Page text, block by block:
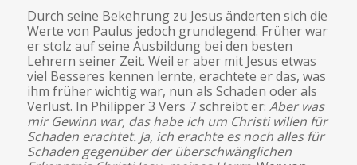
Durch seine Bekehrung zu Jesus änderten sich die
Werte von Paulus jedoch grundlegend. Früher war
er stolz auf seine Ausbildung bei den besten
Lehrern seiner Zeit. Weil er aber mit Jesus etwas
viel Besseres kennen lernte, erachtete er das, was
ihm früher wichtig war, nun als Schaden oder als
Verlust. In Philipper 3 Vers 7 schreibt er: Aber was
mir Gewinn war, das habe ich um Christi willen für
Schaden erachtet. Ja, ich erachte es noch alles für
Schaden gegenüber der überschwänglichen